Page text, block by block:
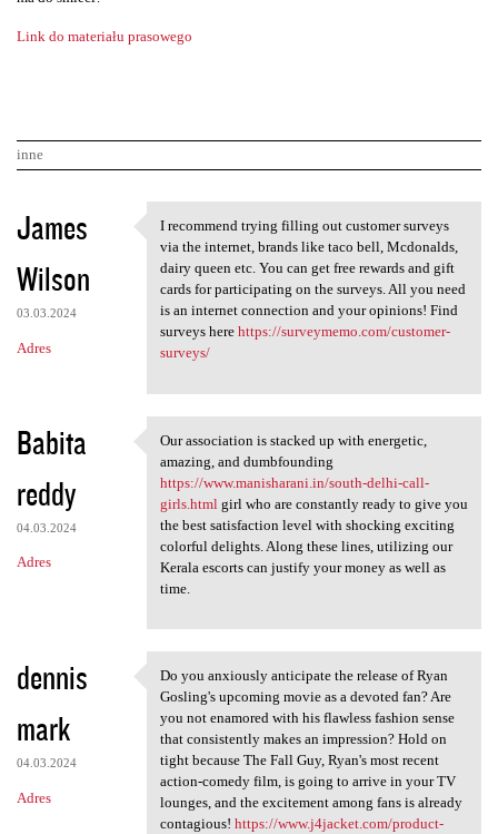
Link do materiału prasowego
inne
K
o
m
e
n
r
z
e
James
Wilson
03.03.2024
Adres
I recommend trying filling
I recommend trying filling out customer surveys
via the internet, brands like taco bell, Mcdonalds,
dairy queen etc. You can get free rewards and gift
cards for participating on the surveys. All you need
is an internet connection and your opinions! Find
surveys here https://surveymemo.com/customer-
surveys/
Babita
reddy
04.03.2024
Adres
Our association is stacked up
Our association is stacked up with energetic,
amazing, and dumbfounding
https://www.manisharani.in/south-delhi-call-
girls.html girl who are constantly ready to give you
the best satisfaction level with shocking exciting
colorful delights. Along these lines, utilizing our
Kerala escorts can justify your money as well as
time.
dennis
mark
04.03.2024
Adres
Do you anxiously anticipate
Do you anxiously anticipate the release of Ryan
Gosling's upcoming movie as a devoted fan? Are
you not enamored with his flawless fashion sense
that consistently makes an impression? Hold on
tight because The Fall Guy, Ryan's most recent
action-comedy film, is going to arrive in your TV
lounges, and the excitement among fans is already
contagious! https://www.j4jacket.com/product-